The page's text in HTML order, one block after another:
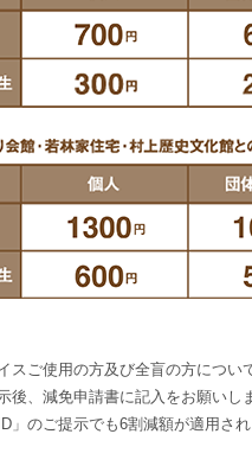
スご使用の方及び全盲の方につ
後、減免申請書に記入をお願い
のご提示でも6割減額が適用さ